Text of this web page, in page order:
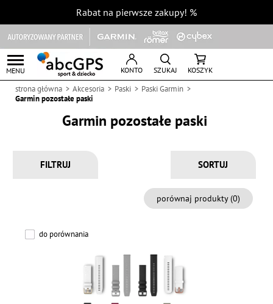
Rabat na pierwsze zakupy! %
MENU KONTO SZUKAJ KOSZYK
strona główna Akcesoria Paski
Paski Garmin
Garmin pozostałe paski
Garmin pozostałe paski
FILTRUJ
porównaj produkty (0)
do porównania